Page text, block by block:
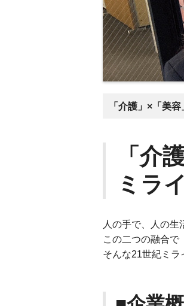
「介
ミラ
人の手で、人の生
この二つの融合で
そんな21世紀ミラ